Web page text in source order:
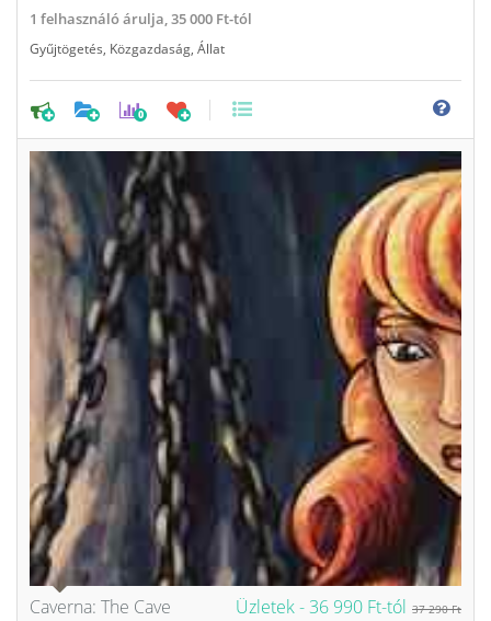
1 felhasználó árulja,35 000 Ft-tól
Gyűjtögetés, Közgazdaság, Állat
0
Üzletek -36 990 Ft-tól 37 290 Ft
Caverna: The Cave